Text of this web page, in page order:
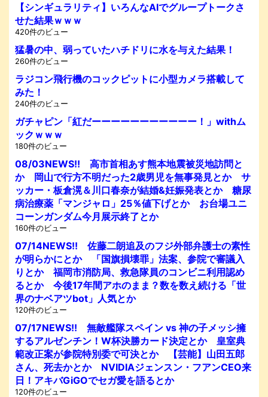
【シンギュラリティ】いろんなAIでグループトークさ
せた結果ｗｗｗ
420件のビュー
猛暑の中、弱っていたハチドリに水を与えた結果！
260件のビュー
ラジコン飛行機のコックピットに小型カメラ搭載して
みた！
240件のビュー
ガチャピン「紅だーーーーーーーーーーー！」withム
ックｗｗｗ
180件のビュー
08/03NEWS!! 高市首相あす熊本地震被災地訪問と
か 岡山で行方不明だった2歳男児を無事発見とか サ
ッカー・板倉滉＆川口春奈が結婚&妊娠発表とか 糖尿
病治療薬「マンジャロ」25％値下げとか お台場ユニ
コーンガンダム今月展示終了とか
160件のビュー
07/14NEWS!! 佐藤二朗追及のフジ外部弁護士の素性
が明らかにとか 「国旗損壊罪」法案、参院で審議入
りとか 福岡市消防局、救急隊員のコンビニ利用認め
るとか 今後17年間アホのまま？数を数え続ける「世
界のナベアツbot」人気とか
120件のビュー
07/17NEWS!! 無敵艦隊スペイン vs 神の子メッシ擁
するアルゼンチン！W杯決勝カード決定とか 皇室典
範改正案が参院特別委で可決とか 【芸能】山田五郎
さん、死去かとか NVIDIAジェンスン・フアンCEO来
日！アキバGiGOでセガ愛を語るとか
120件のビュー